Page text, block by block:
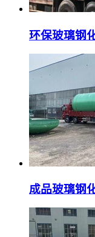
环保玻璃钢
成品玻璃钢